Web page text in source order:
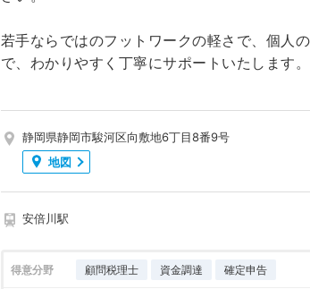
若手ならではのフットワークの軽さで、個人
で、わかりやすく丁寧にサポートいたします
静岡県静岡市駿河区向敷地6丁目8番9号
地図
安倍川駅
得意分野 顧問税理士 資金調達 確定申告